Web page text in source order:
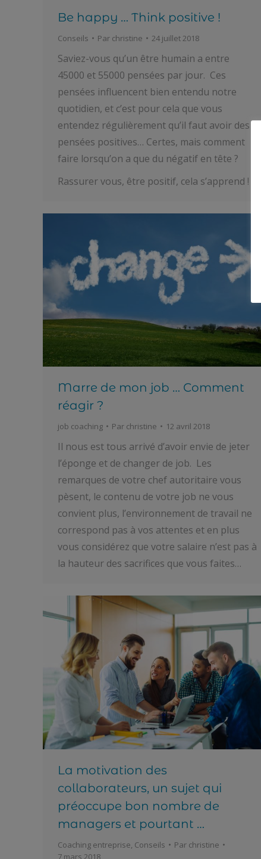
Be happy … Think positive !
Conseils Par christine 24 juillet 2018
Saviez-vous qu’un être humain a entre
45000 et 55000 pensées par jour. Ces
pensées influencent bien entendu notre
quotidien, et c’est pour cela que vous
entendez régulièrement qu’il faut avoir des
pensées positives… Certes, mais comment
faire lorsqu’on a que du négatif en tête ?
Rassurer vous, être positif, cela s’apprend !
Marre de mon job … Comment
réagir ?
job coaching Par christine 12 avril 2018
Il nous est tous arrivé d’avoir envie de jeter
l’éponge et de changer de job. Les
remarques de votre chef autoritaire vous
pèsent, le contenu de votre job ne vous
convient plus, l’environnement de travail ne
correspond pas à vos attentes et en plus
vous considérez que votre salaire n’est pas à
la hauteur des sacrifices que vous faites…
La motivation des
collaborateurs, un sujet qui
préoccupe bon nombre de
managers et pourtant …
Coaching entreprise, Conseils Par christine
7 mars 2018